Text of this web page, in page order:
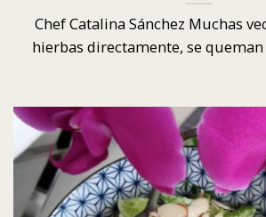
Chef Catalina Sánchez Muchas
hierbas directamente, se